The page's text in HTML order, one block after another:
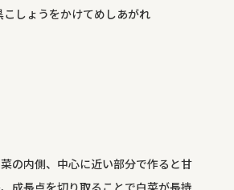
こしょうをかけてめしあがれ
の内側、中心に近い部分で作ると甘